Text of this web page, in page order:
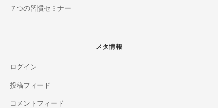
７つの習慣セミナー
メタ情報
ログイン
投稿フィード
コメントフィード